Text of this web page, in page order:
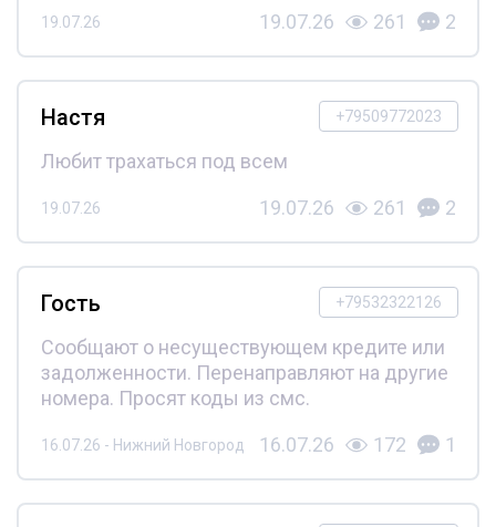
19.07.26 19.07.26 261 2
+79509772023
Настя
Любит трахаться под всем
19.07.26 19.07.26 261 2
+79532322126
Гость
Сообщают о несуществующем кредите или
задолженности. Перенаправляют на другие
номера. Просят коды из смс.
16.07.26 - Нижний Новгород 16.07.26 172 1